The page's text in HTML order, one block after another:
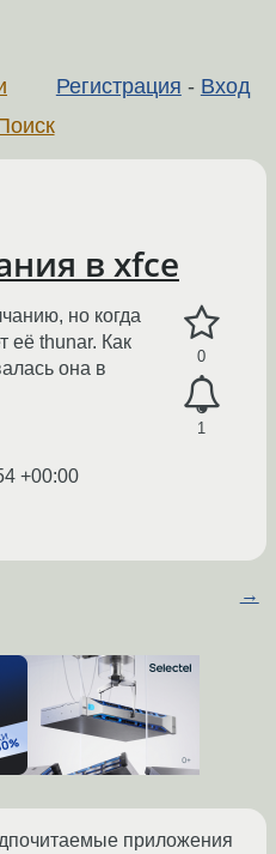
Регистрация - Вход
в xfce
0
1
но когда
её thunar. Как
она в
+00:00
→
приложения